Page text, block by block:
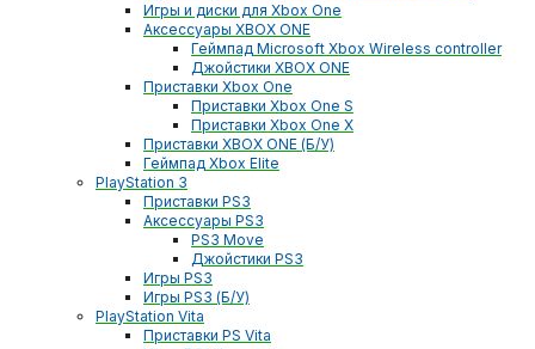
Игры и диски для Xbox One
Аксессуары XBOX ONE
Геймпад Microsoft Xbox Wireless controller
Джойстики XBOX ONE
Приставки Xbox One
Приставки Xbox One S
Приставки Xbox One X
Приставки XBOX ONE (Б/У)
Геймпад Xbox Elite
PlayStation 3
Приставки PS3
Аксессуары PS3
PS3 Move
Джойстики PS3
Игры PS3
Игры PS3 (Б/У)
PlayStation Vita
Приставки PS Vita